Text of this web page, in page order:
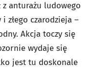
z anturażu ludowego
złego czarodzieja –
Akcja toczy się
wydaje się
jest tu doskonale